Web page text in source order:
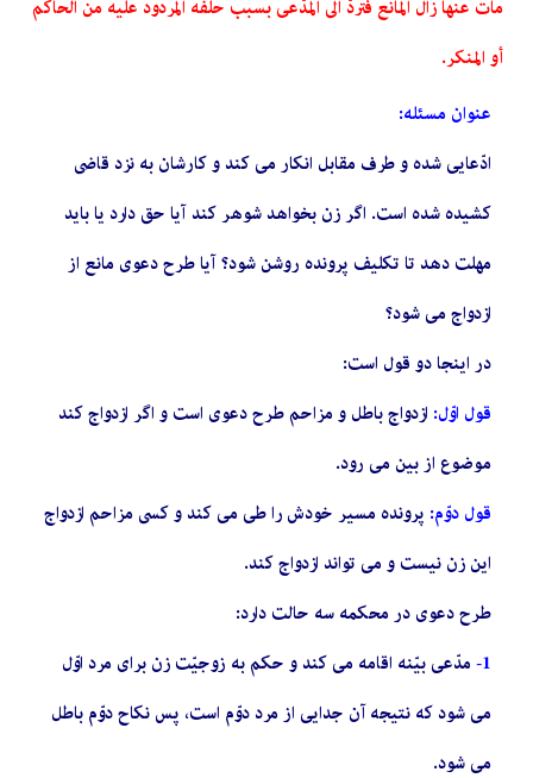
مات عنها زال المانع فتردّ الى المدّعى بسبب حلفه المردود علیه من الحاکم
أو المنکر.
عنوان مسئله:
ادّعایى شده و طرف مقابل انکار مى کند و کارشان به نزد قاضى
کشیده شده است. اگر زن بخواهد شوهر کند آیا حق دارد یا باید
مهلت دهد تا تکلیف پرونده روشن شود؟ آیا طرح دعوى مانع از
ازدواج مى شود؟
در اینجا دو قول است:
قول اوّل: ازدواج باطل و مزاحم طرح دعوى است و اگر ازدواج کند
موضوع از بین مى رود.
قول دوّم: پرونده مسیر خودش را طى مى کند و کسى مزاحم ازدواج
این زن نیست و مى تواند ازدواج کند.
طرح دعوى در محکمه سه حالت دارد:
1- مدّعى بیّنه اقامه مى کند و حکم به زوجیّت زن براى مرد اوّل
مى شود که نتیجه آن جدایى از مرد دوّم است، پس نکاح دوّم باطل
مى شود.